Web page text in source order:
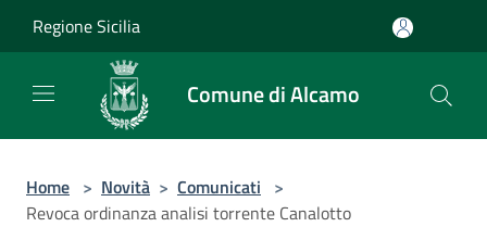
Regione Sicilia
Comune di Alcamo
Home > Novità > Comunicati >
Revoca ordinanza analisi torrente Canalotto